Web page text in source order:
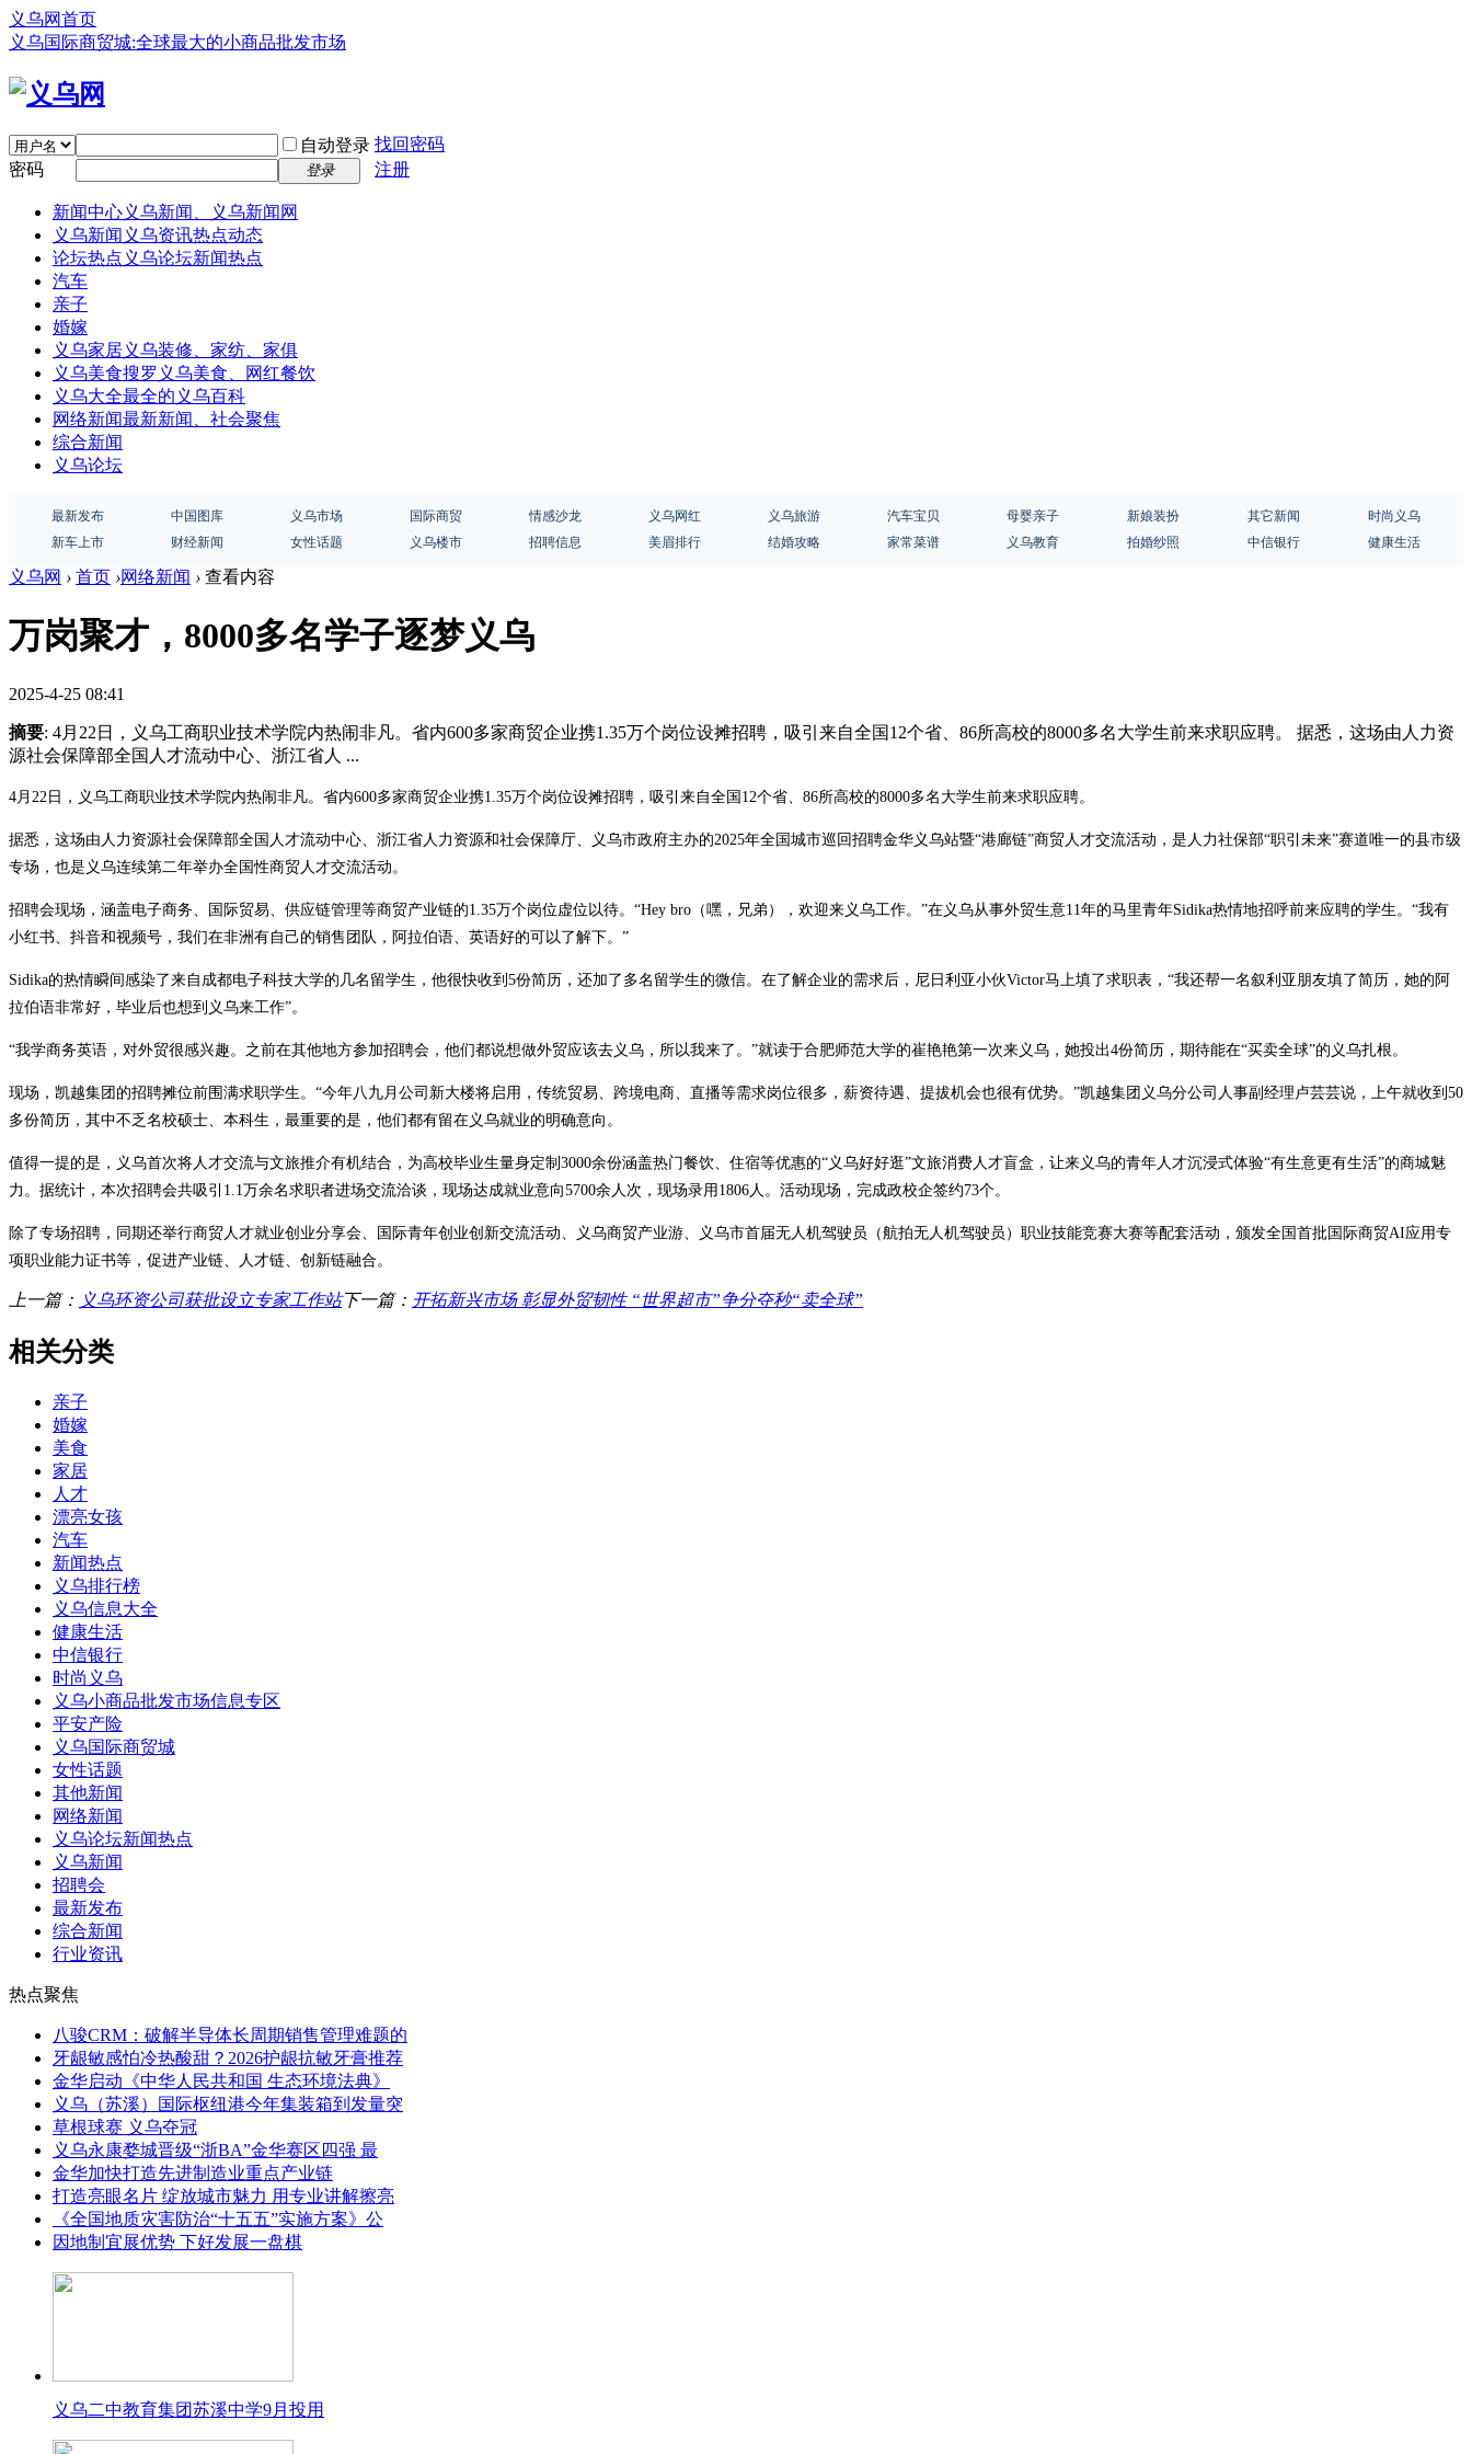
义乌网首页
义乌国际商贸城:全球最大的小商品批发市场
自动登录 找回密码
密码
登录 注册
新闻中心义乌新闻、义乌新闻网
义乌新闻 义乌资讯热点动态
论坛热点 义乌论坛新闻热点
汽车
亲子
婚嫁
义乌家居义乌装修、家纺、家俱
义乌美食搜罗义乌美食、网红餐饮
义乌大全最全的义乌百科
网络新闻最新新闻、社会聚焦
综合新闻
义乌论坛
最新发布 中国图库 义乌市场 国际商贸 情感沙龙 义乌网红 义乌旅游 汽车宝贝 母婴亲子 新娘装扮 其它新闻
时尚义乌
新车上市
财经新闻 女性话题 义乌楼市 招聘信息 美眉排行 结婚攻略 家常菜谱 义乌教育 拍婚纱照 中信银行 健康生活
义乌网 › 首页 ›网络新闻 › 查看内容
万岗聚才，8000多名学子逐梦义乌
2025-4-25 08:41
摘要: 4月22日，义乌工商职业技术学院内热闹非凡。省内600多家商贸企业携1.35万个岗位设摊招聘，吸引来自全国12个省、86所高校的8000多名大学生前来求职应聘。 据悉，这场由人力资
源社会保障部全国人才流动中心、浙江省人 ...
4月22日，义乌工商职业技术学院内热闹非凡。省内600多家商贸企业携1.35万个岗位设摊招聘，吸引来自全国12个省、86所高校的8000多名大学生前来求职应聘。
据悉，这场由人力资源社会保障部全国人才流动中心、浙江省人力资源和社会保障厅、义乌市政府主办的2025年全国城市巡回招聘金华义乌站暨“港廊链”商贸人才交流活动，是人力社保部“职引未来”赛道唯一的县市级
专场，也是义乌连续第二年举办全国性商贸人才交流活动。
招聘会现场，涵盖电子商务、国际贸易、供应链管理等商贸产业链的1.35万个岗位虚位以待。“Hey bro（嘿，兄弟），欢迎来义乌工作。”在义乌从事外贸生意11年的马里青年Sidika热情地招呼前来应聘的学生。“我有
小红书、抖音和视频号，我们在非洲有自己的销售团队，阿拉伯语、英语好的可以了解下。”
Sidika的热情瞬间感染了来自成都电子科技大学的几名留学生，他很快收到5份简历，还加了多名留学生的微信。在了解企业的需求后，尼日利亚小伙Victor马上填了求职表，“我还帮一名叙利亚朋友填了简历，她的阿
拉伯语非常好，毕业后也想到义乌来工作”。
“我学商务英语，对外贸很感兴趣。之前在其他地方参加招聘会，他们都说想做外贸应该去义乌，所以我来了。”就读于合肥师范大学的崔艳艳第一次来义乌，她投出4份简历，期待能在“买卖全球”的义乌扎根。
现场，凯越集团的招聘摊位前围满求职学生。“今年八九月公司新大楼将启用，传统贸易、跨境电商、直播等需求岗位很多，薪资待遇、提拔机会也很有优势。”凯越集团义乌分公司人事副经理卢芸芸说，上午就收到50
多份简历，其中不乏名校硕士、本科生，最重要的是，他们都有留在义乌就业的明确意向。
值得一提的是，义乌首次将人才交流与文旅推介有机结合，为高校毕业生量身定制3000余份涵盖热门餐饮、住宿等优惠的“义乌好好逛”文旅消费人才盲盒，让来义乌的青年人才沉浸式体验“有生意更有生活”的商城魅
力。据统计，本次招聘会共吸引1.1万余名求职者进场交流洽谈，现场达成就业意向5700余人次，现场录用1806人。活动现场，完成政校企签约73个。
除了专场招聘，同期还举行商贸人才就业创业分享会、国际青年创业创新交流活动、义乌商贸产业游、义乌市首届无人机驾驶员（航拍无人机驾驶员）职业技能竞赛大赛等配套活动，颁发全国首批国际商贸AI应用专
项职业能力证书等，促进产业链、人才链、创新链融合。
上一篇： 义乌环资公司获批设立专家工作站下一篇： 开拓新兴市场 彰显外贸韧性 “世界超市”争分夺秒“卖全球”
相关分类
亲子
婚嫁
美食
家居
人才
漂亮女孩
汽车
新闻热点
义乌排行榜
义乌信息大全
健康生活
中信银行
时尚义乌
义乌小商品批发市场信息专区
平安产险
义乌国际商贸城
女性话题
其他新闻
网络新闻
义乌论坛新闻热点
义乌新闻
招聘会
最新发布
综合新闻
行业资讯
热点聚焦
八骏CRM：破解半导体长周期销售管理难题的
牙龈敏感怕冷热酸甜？2026护龈抗敏牙膏推荐
金华启动《中华人民共和国 生态环境法典》
义乌（苏溪）国际枢纽港今年集装箱到发量突
草根球赛 义乌夺冠
义乌永康婺城晋级“浙BA”金华赛区四强 最
金华加快打造先进制造业重点产业链
打造亮眼名片 绽放城市魅力 用专业讲解擦亮
《全国地质灾害防治“十五五”实施方案》公
因地制宜展优势 下好发展一盘棋
义乌二中教育集团苏溪中学9月投用